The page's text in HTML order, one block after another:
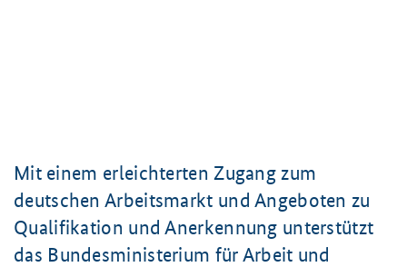
Mit einem erleichterten Zugang zum
deutschen Arbeitsmarkt und Angeboten zu
Qualifikation und Anerkennung unterstützt
das Bundesministerium für Arbeit und